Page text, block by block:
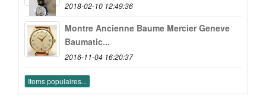
2018-02-10 12:49:36
Montre Ancienne Baume Mercier Geneve
Baumatic...
2016-11-04 16:20:37
Items populaires...